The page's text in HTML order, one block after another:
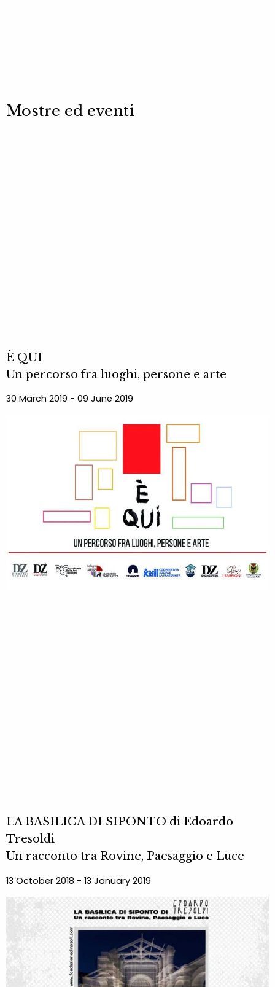
Mostre ed eventi
È QUI
Un percorso fra luoghi, persone e arte
30 March 2019 - 09 June 2019
LA BASILICA DI SIPONTO di Edoardo
Tresoldi
Un racconto tra Rovine, Paesaggio e Luce
13 October 2018 - 13 January 2019